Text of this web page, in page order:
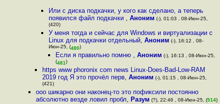
Или с диска подкачки, у кого как сделано, а теперь
появился файл подкачки ,Аноним (-), 01:03 , 08-Июн-25,
(420)
У меня тогда и сейчас для Windows и виртуализации с
Linux для подкачки отдельный,Аноним (-), 16:12 , 08-
Июн-25, (480)
Если я правильно помню , Аноним (-), 16:13 , 08-Июн-25,
(481)
https www phoronix com news Linux-Does-Bad-Low-RAM
2019 год Я это прочёл перв, Аноним (-), 01:15 , 08-Июн-25,
(421)
ооо шикарно они наконец-то это пофиксили постоянно
абсолютно везде ловил пробл, Разум (?), 22:46 , 08-Июн-25, (514)